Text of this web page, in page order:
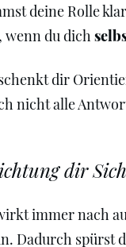
deine Rolle
wenn du dich
dir
nicht alle
dir
immer nach
Dadurch spürst